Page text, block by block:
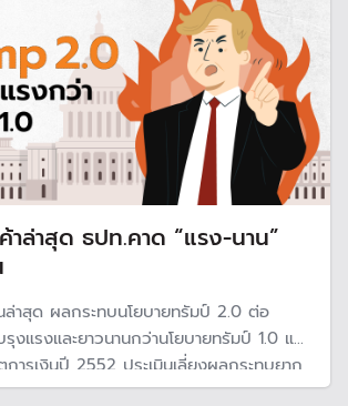
าล่าสุด ธปท.คาด “แรง-นาน”
ล่าสุด ผลกระทบนโยบายทรัมป์ 2.0 ต่อ
งแรงและยาวนานกว่านโยบายทรัมป์ 1.0 แต่
ารเงินปี 2552 ประเมินเลี่ยงผลกระทบยาก
บน้อยสุด 0.4% แต่มากสุดถึง 1%